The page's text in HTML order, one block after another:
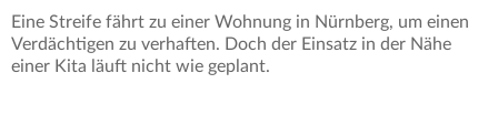
Eine Streife fährt zu einer Wohnung in Nürnberg, um einen
Verdächtigen zu verhaften. Doch der Einsatz in der Nähe
einer Kita läuft nicht wie geplant.